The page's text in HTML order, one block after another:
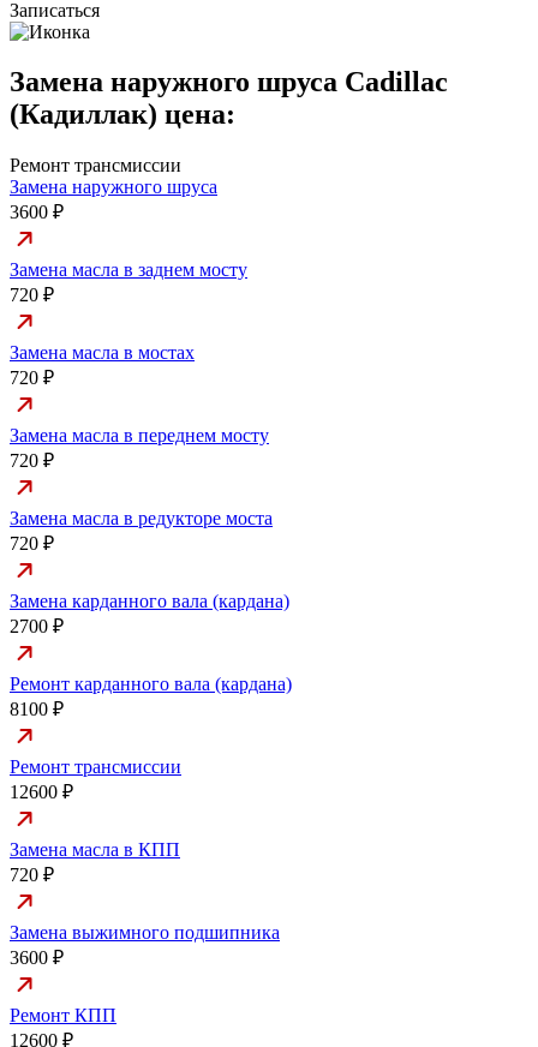
Записаться
Замена наружного шруса Cadillac
(Кадиллак) цена:
Ремонт трансмиссии
Замена наружного шруса
3600 ₽
Замена масла в заднем мосту
720 ₽
Замена масла в мостах
720 ₽
Замена масла в переднем мосту
720 ₽
Замена масла в редукторе моста
720 ₽
Замена карданного вала (кардана)
2700 ₽
Ремонт карданного вала (кардана)
8100 ₽
Ремонт трансмиссии
12600 ₽
Замена масла в КПП
720 ₽
Замена выжимного подшипника
3600 ₽
Ремонт КПП
12600 ₽